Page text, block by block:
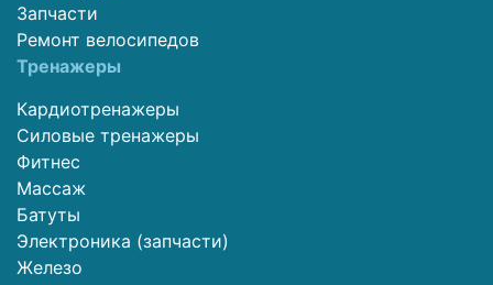
Запчасти
Ремонт велосипедов
Тренажеры
Кардиотренажеры
Силовые тренажеры
Фитнес
Массаж
Батуты
Электроника (запчасти)
Железо